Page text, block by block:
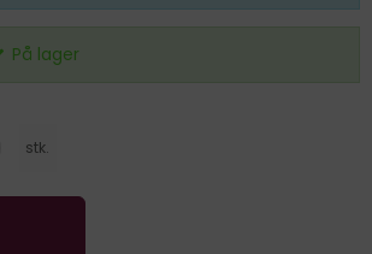
På lager
stk.